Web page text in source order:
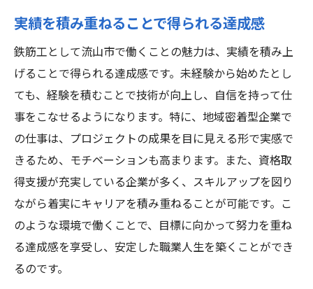
実績を積み重ねることで得られる達成感
鉄筋工として流山市で働くことの魅力は、実績を積み上
げることで得られる達成感です。未経験から始めたとし
ても、経験を積むことで技術が向上し、自信を持って仕
事をこなせるようになります。特に、地域密着型企業で
の仕事は、プロジェクトの成果を目に見える形で実感で
きるため、モチベーションも高まります。また、資格取
得支援が充実している企業が多く、スキルアップを図り
ながら着実にキャリアを積み重ねることが可能です。こ
のような環境で働くことで、目標に向かって努力を重ね
る達成感を享受し、安定した職業人生を築くことができ
るのです。